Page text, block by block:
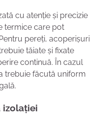
cu atenție și precizie
termice care pot
pereți, acoperișuri
tăiate și fixate
continuă. În cazul
trebuie făcută uniform
izolației